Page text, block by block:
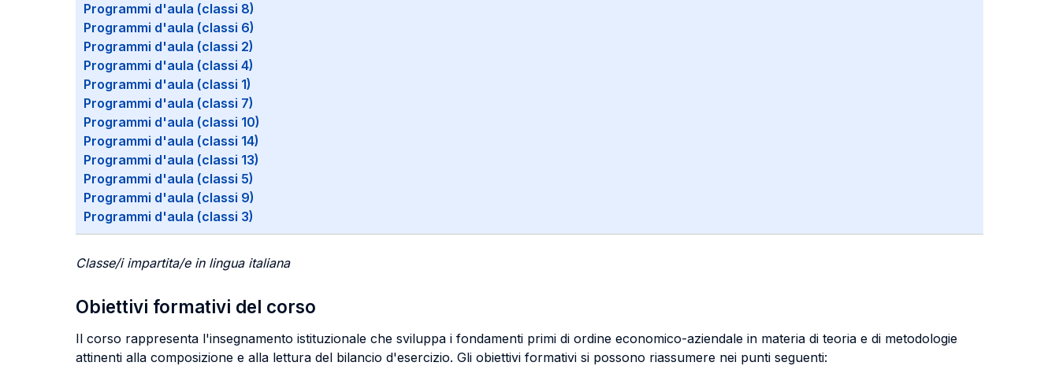
Programmi d'aula (classi 8)
Programmi d'aula (classi 6)
Programmi d'aula (classi 2)
Programmi d'aula (classi 4)
Programmi d'aula (classi 1)
Programmi d'aula (classi 7)
Programmi d'aula (classi 10)
Programmi d'aula (classi 14)
Programmi d'aula (classi 13)
Programmi d'aula (classi 5)
Programmi d'aula (classi 9)
Programmi d'aula (classi 3)
Classe/i impartita/e in lingua italiana
Obiettivi formativi del corso
Il corso rappresenta l'insegnamento istituzionale che sviluppa i fondamenti primi di ordine economico-aziendale in materia di teoria e di metodologie
attinenti alla composizione e alla lettura del bilancio d'esercizio. Gli obiettivi formativi si possono riassumere nei punti seguenti: